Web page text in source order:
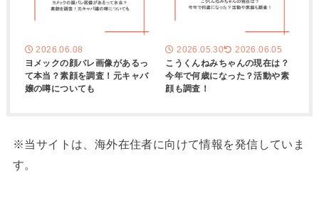
2026.06.08
ヨメックの顔バレ画像があるっ
て本当？素顔を調査！元キャバ
嬢の噂についても
2026.05.30 2026.06.05
こうくんねみちゃんの現在は？
今年で何歳になった？活動や素
顔も調査！
※当サイトは、海外在住者に向けて情報を発信していま
す。